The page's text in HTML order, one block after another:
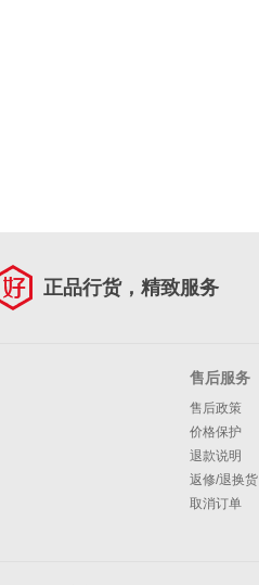
正品行货，精致服务
售后服务
售后政策
价格保护
退款说明
返修/退换货
取消订单